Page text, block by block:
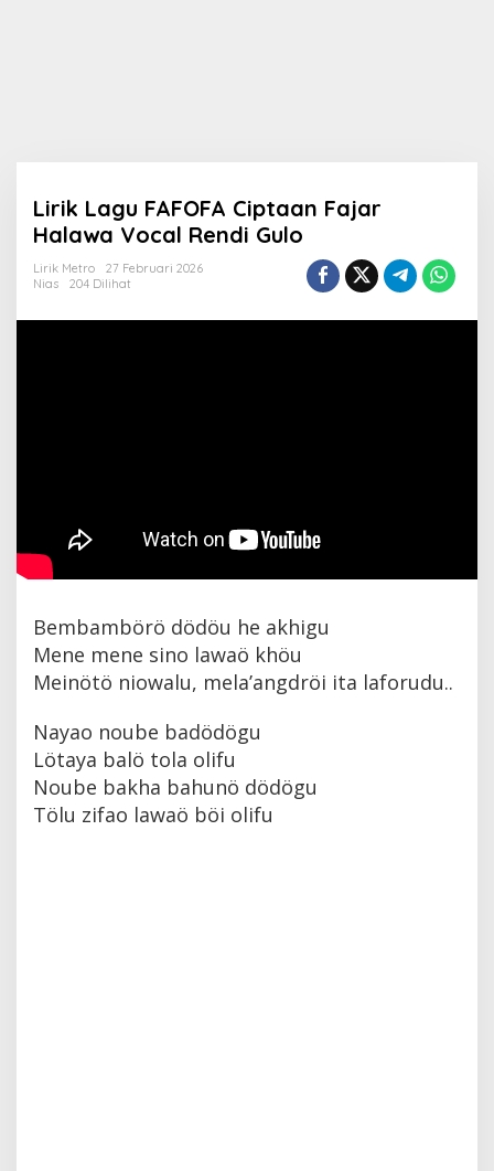
Lirik Lagu FAFOFA Ciptaan Fajar
Halawa Vocal Rendi Gulo
Lirik Metro
27 Februari 2026
Nias
204 Dilihat
Bembambörö dödöu he akhigu
Mene mene sino lawaö khöu
Meinötö niowalu, mela’angdröi ita laforudu..
Nayao noube badödögu
Lötaya balö tola olifu
Noube bakha bahunö dödögu
Tölu zifao lawaö böi olifu